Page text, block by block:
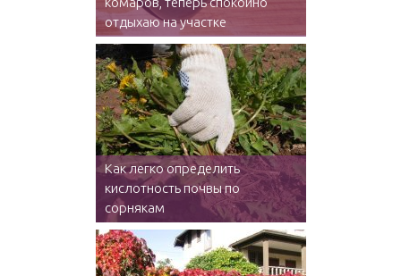
отдыхаю на участке
Как легко определить
кислотность почвы по
сорнякам